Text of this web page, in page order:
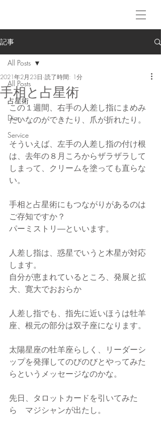
記事
All Posts
占星術
Diary
Service
All Posts
手相と占星術
2021年2月23日 読了時間: 1分
この１週間、右手の人差し指にまめみ
たいなのができたり、爪が折れたり。
そういえば、左手の人差し指の付け根
は、去年の８月ころからザラザラして
しまって、クリームを塗っても直らな
い。
手相と占星術にもつながりがあるのは
ご存知ですか？
パーミストリ―といいます。
人差し指は、惑星でいうと木星が対応
します。
自分が恵まれているところ、発展と拡
大、寛大でおおらか
人差し指でも、指先に近いほうは牡羊
座、根元の部分は双子座になります。
太陽星座の牡羊座らしく、リーダーシ
ップを発揮してのびのびとやってみた
らというメッセージなのかな。
先日、タロットカードを引いてみた
ら　マジシャンが出たし。